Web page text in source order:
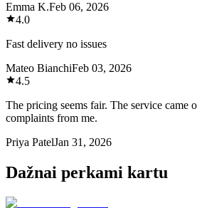
Emma K.Feb 06, 2026
4.0
Fast delivery no issues
Mateo BianchiFeb 03, 2026
4.5
The pricing seems fair. The service came
complaints from me.
Priya PatelJan 31, 2026
Dažnai perkami kartu